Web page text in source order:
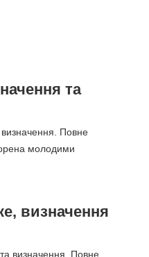
та
Повне
молодими
визначення
визначення. Повне